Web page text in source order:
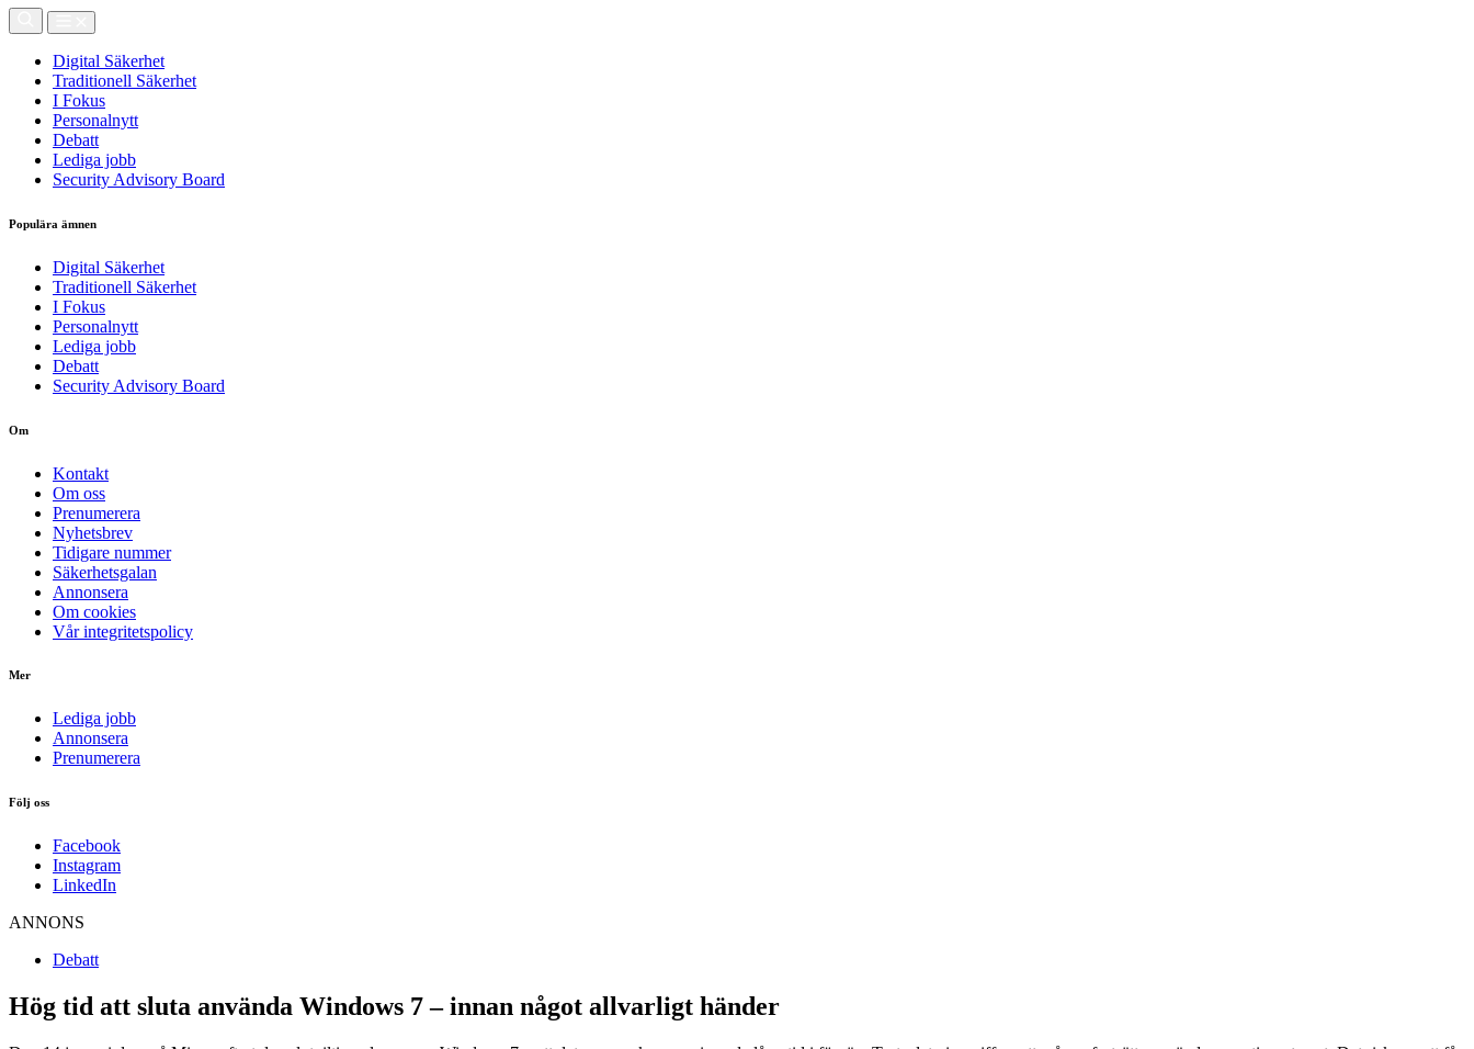
Digital Säkerhet
Traditionell Säkerhet
I Fokus
Personalnytt
Debatt
Lediga jobb
Security Advisory Board
Populära ämnen
Digital Säkerhet
Traditionell Säkerhet
I Fokus
Personalnytt
Lediga jobb
Debatt
Security Advisory Board
Om
Kontakt
Om oss
Prenumerera
Nyhetsbrev
Tidigare nummer
Säkerhetsgalan
Annonsera
Om cookies
Vår integritetspolicy
Mer
Lediga jobb
Annonsera
Prenumerera
Följ oss
Facebook
Instagram
LinkedIn
ANNONS
Debatt
Hög tid att sluta använda Windows 7 – innan något allvarligt händer